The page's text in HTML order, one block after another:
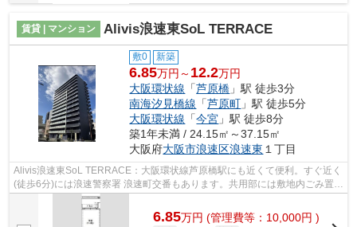
賃貸 | マンション Alivis浪速東SoL TERRACE
敷0 新築
6.85万円～ 12.2万円
大阪環状線 「芦原橋 」駅 徒歩3分
南海汐見橋線 「芦原町 」駅 徒歩5分
大阪環状線 「今宮 」駅 徒歩8分
築1年未満 / 24.15㎡～37.15㎡
大阪府大阪市浪速区浪速東 １丁目
Alivis浪速東SoL TERRACE：大阪環状線芦原橋駅にも近くて便利。すぐ近く
(徒歩6分)には浪速警察署 浪速町交番もあります。共用部には敷地内ごみ置き
場・エレベータなどが揃っております...
6.85万円 (管理費等：10,000円 )